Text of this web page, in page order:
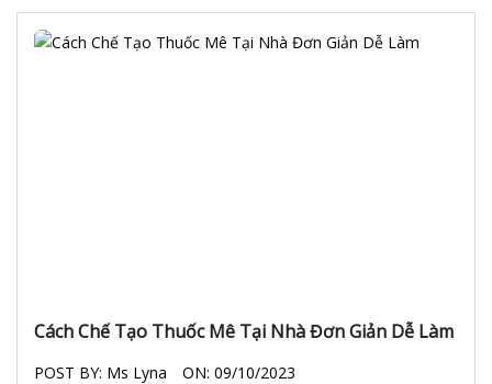
Cách Chế Tạo Thuốc Mê Tại Nhà Đơn Giản Dễ Làm
POST BY: Ms Lyna ON: 09/10/2023